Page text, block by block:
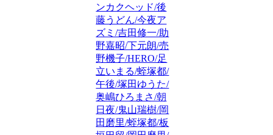
ンカクヘッド/後
藤うどん/今夜ア
ズミ/吉田修一/助
野嘉昭/下元朗/売
野機子/HERO/足
立いまる/蛭塚都/
午後/塚田ゆうた/
奥嶋ひろまさ/朝
日夜/鬼山瑞樹/岡
田磨里/蛭塚都/板